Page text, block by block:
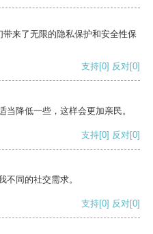
来了无限的隐私保护和安全性保
支持[0] 反对[0]
降低一些，这样会更加亲民。
支持[0] 反对[0]
不同的社交需求。
支持[0] 反对[0]